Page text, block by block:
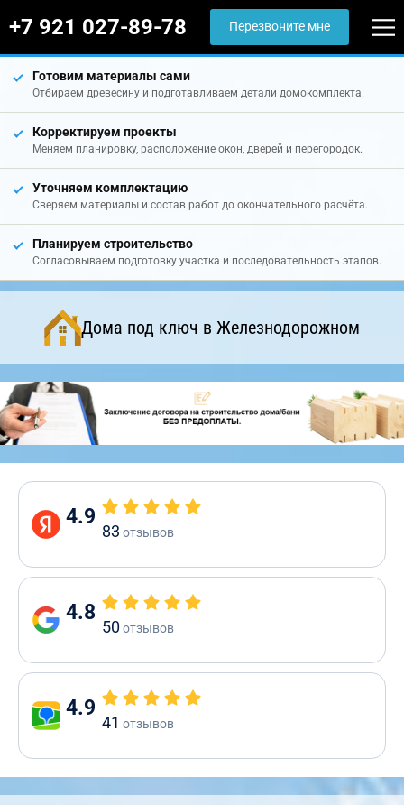
+7 921 027-89-78 Перезвоните мне
Готовим материалы сами
Отбираем древесину и подготавливаем детали домокомплекта.
Корректируем проекты
Меняем планировку, расположение окон, дверей и перегородок.
Уточняем комплектацию
Сверяем материалы и состав работ до окончательного расчёта.
Планируем строительство
Согласовываем подготовку участка и последовательность этапов.
Дома под ключ в Железнодорожном
4.9
83 отзывов
4.8
50отзывов
4.9
41 отзывов